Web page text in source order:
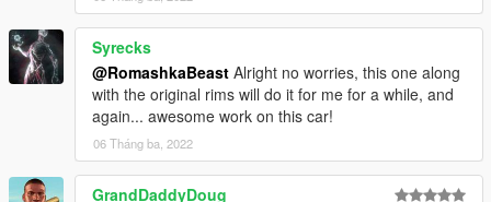
Syrecks
@RomashkaBeast Alright no worries, this one along
with the original rims will do it for me for a while, and
again... awesome work on this car!
06 Tháng ba, 2022
GrandDaddyDoug